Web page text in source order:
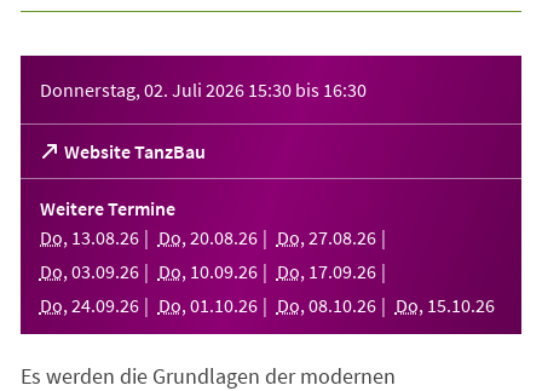
Donnerstag, 02. Juli 2026 15:30 bis 16:30
Website TanzBau
(Öffnet
in
einem
neuen
Tab)
Weitere Termine
Do, 13.08.26 Do, 20.08.26 Do, 27.08.26
Do, 03.09.26 Do, 10.09.26 Do, 17.09.26
Do, 24.09.26 Do, 01 .10.26 Do, 08.10.26 Do, 15.10.26
Es werden die Grundlagen der modernen